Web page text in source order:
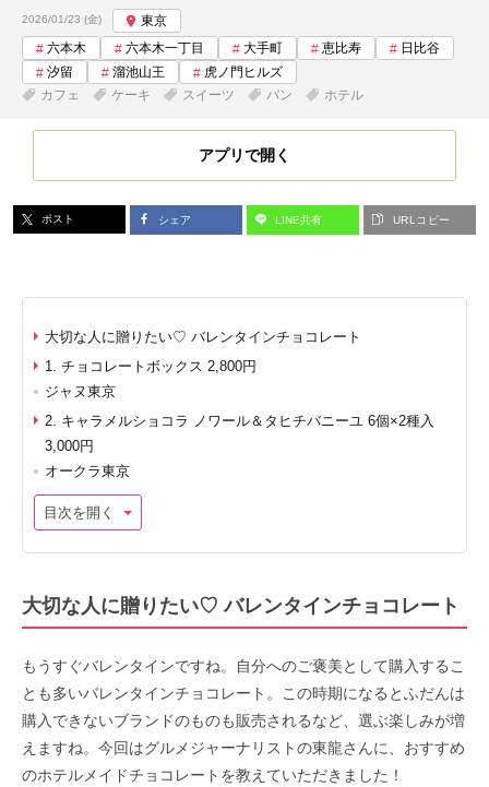
投稿日:
2026/01/23 (金)
東京
六本木
六本木一丁目 大手町 恵比寿
日比谷
汐留
溜池山王
虎ノ門ヒルズ
カフェ
ケーキ スイーツ パン ホテル
アプリで開く
ポスト シェア LINE共有 URLコピー
大切な人に贈りたい♡ バレンタインチョコレート
1. チョコレートボックス 2,800円
ジャヌ東京
2. キャラメルショコラ ノワール＆タヒチバニーユ 6個×2種入
3,000円
オークラ東京
目次を開く
大切な人に贈りたい♡ バレンタインチョコレート
もうすぐバレンタインですね。自分へのご褒美として購入するこ
とも多いバレンタインチョコレート。この時期になるとふだんは
購入できないブランドのものも販売されるなど、選ぶ楽しみが増
えますね。今回はグルメジャーナリストの東龍さんに、おすすめ
のホテルメイドチョコレートを教えていただきました！